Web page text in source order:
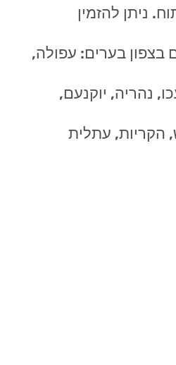
ניתן להזמין
בצפון בערים: עפולה,
נהריה, יוקנעם,
הקריות, עתלית